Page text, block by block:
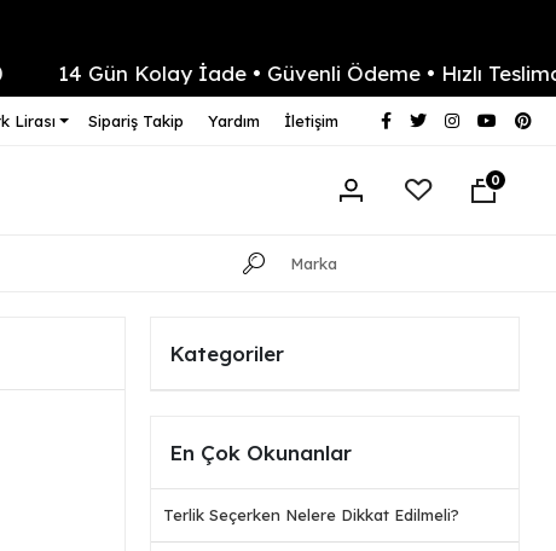
14 Gün Kolay İade • Güvenli Ödeme • Hızlı Teslimat
Lirası Sipariş Takip Yardım İletişim
0
Kategoriler
En Çok Okunanlar
Terlik Seçerken Nelere Dikkat Edilmeli?